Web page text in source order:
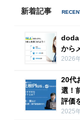
新着記事
doda
から
2026
20代
選！
評価
2025